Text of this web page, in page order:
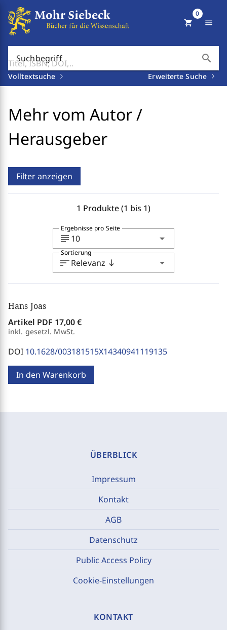
Suchbegriff search
Volltextsuche Erweiterte Suche
shopping_cart
0
menu
Mehr vom Autor /
Herausgeber
Filter anzeigen
1 Produkte (1 bis 1)
subject 10 arrow_drop_down
Ergebnisse pro Seite
sortRelevanz south arrow_drop_down
Sortierung
Hans Joas
Artikel PDF 17,00 €
inkl. gesetzl. MwSt.
DOI 10.1628/003181515X14340941119135
In den Warenkorb
ÜBERBLICK
Impressum
Kontakt
AGB
Datenschutz
Public Access Policy
Cookie-Einstellungen
KONTAKT